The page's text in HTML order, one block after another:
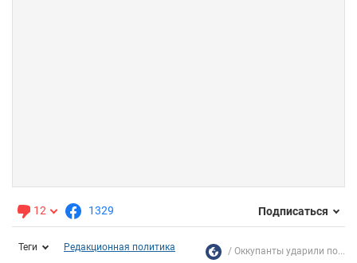
12 1329 Подписаться
Теги Редакционная политика Оккупанты ударили по...